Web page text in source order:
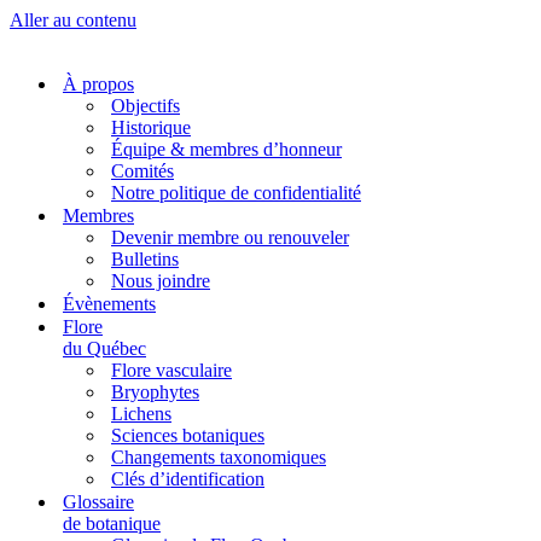
Aller au contenu
À propos
Objectifs
Historique
Équipe & membres d’honneur
Comités
Notre politique de confidentialité
Membres
Devenir membre ou renouveler
Bulletins
Nous joindre
Évènements
Flore
du Québec
Flore vasculaire
Bryophytes
Lichens
Sciences botaniques
Changements taxonomiques
Clés d’identification
Glossaire
de botanique